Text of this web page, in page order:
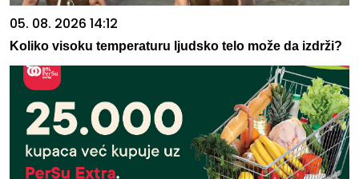
05. 08. 2026 14:12
Koliko visoku temperaturu ljudsko telo može da izdrži?